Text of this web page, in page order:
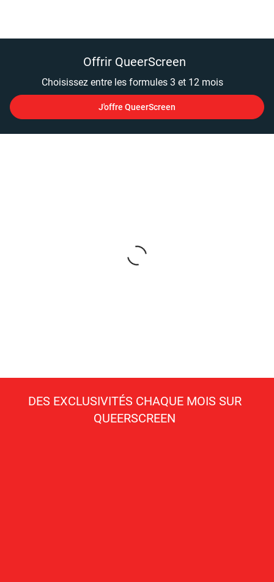
Offrir QueerScreen
Choisissez entre les formules 3 et 12 mois
J'offre QueerScreen
DES EXCLUSIVITÉS CHAQUE MOIS SUR
QUEERSCREEN